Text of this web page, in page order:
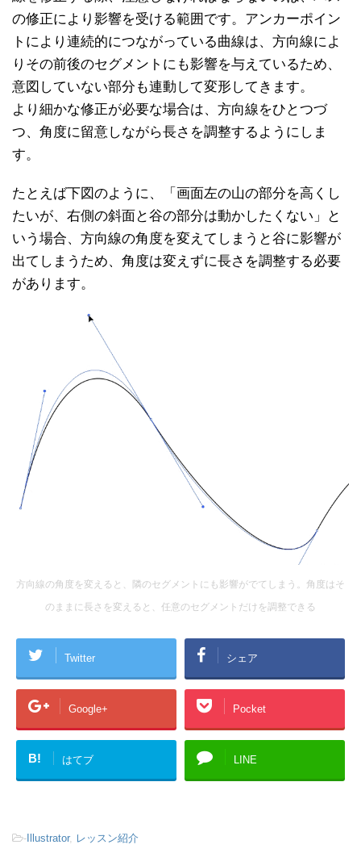
の修正により影響を受ける範囲です。アンカーポイン
トにより連続的につながっている曲線は、方向線によ
りその前後のセグメントにも影響を与えているため、
意図していない部分も連動して変形してきます。
より細かな修正が必要な場合は、方向線をひとつづ
つ、角度に留意しながら長さを調整するようにしま
す。
たとえば下図のように、「画面左の山の部分を高くし
たいが、右側の斜面と谷の部分は動かしたくない」と
いう場合、方向線の角度を変えてしまうと谷に影響が
出てしまうため、角度は変えずに長さを調整する必要
があります。
方向線の角度を変えると、隣のセグメントにも影響がでてしまう。角度はそ
のままに長さを変えると、任意のセグメントだけを調整できる
Twitter シェア
Google+ Pocket
B! はてブ LINE
- Illustrator, レッスン紹介